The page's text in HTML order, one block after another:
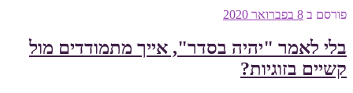
פורסם ב 8 בפברואר 2020
בלי לאמר "יהיה בסדר", אייך מתמודדים מול
קשיים בזוגיות?